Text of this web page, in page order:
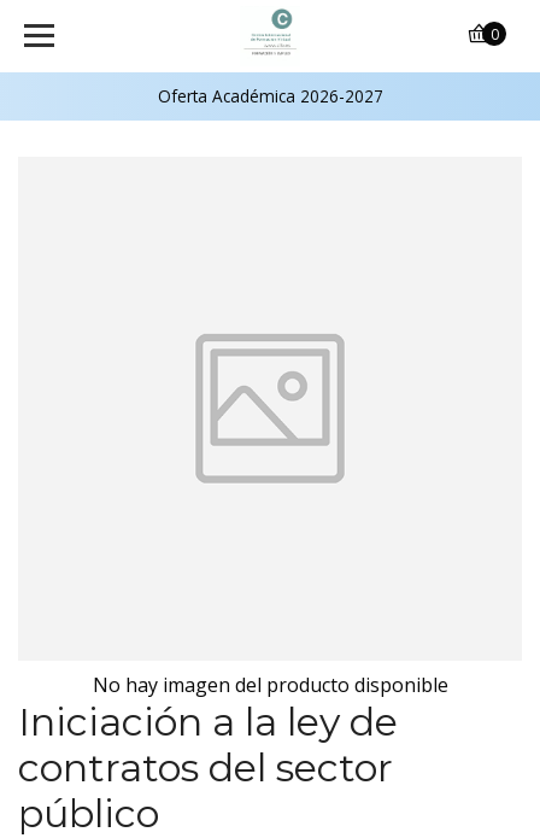
Oferta Académica 2026-2027
0
No hay imagen del producto disponible
Iniciación a la ley de
contratos del sector
público